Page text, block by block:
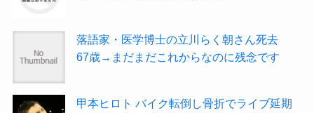
落語家・医学博士の立川らく朝さん死去
67歳→まだまだこれからなのに残念です
甲本ヒロト バイク転倒し骨折でライブ延期